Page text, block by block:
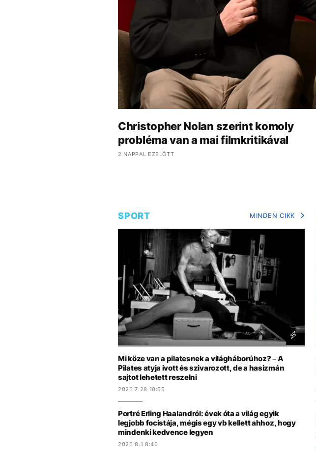
Christopher Nolan szerint komoly
probléma van a mai filmkritikával
2 NAPPAL EZELŐTT
SPORT MINDEN CIKK
Mi köze van a pilatesnek a világháborúhoz? – A
Pilates atyja ivott és szivarozott, de a hasizmán
sajtot lehetett reszelni
2026.7.28 10:55
Portré Erling Haalandról: évek óta a világ egyik
legjobb focistája, mégis egy vb kellett ahhoz, hogy
mindenki kedvence legyen
2026.8.1 8:40